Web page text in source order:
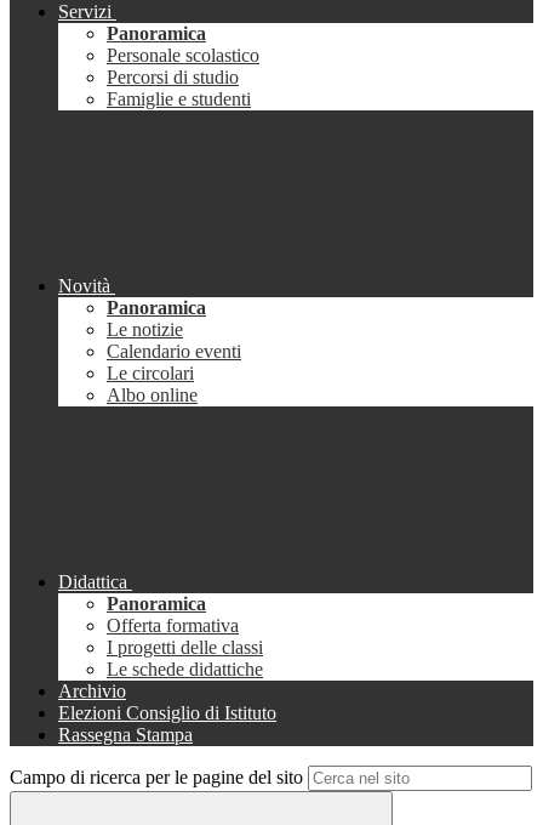
Servizi
Panoramica
Personale scolastico
Percorsi di studio
Famiglie e studenti
Novità
Panoramica
Le notizie
Calendario eventi
Le circolari
Albo online
Didattica
Panoramica
Offerta formativa
I progetti delle classi
Le schede didattiche
Archivio
Elezioni Consiglio di Istituto
Rassegna Stampa
Campo di ricerca per le pagine del sito